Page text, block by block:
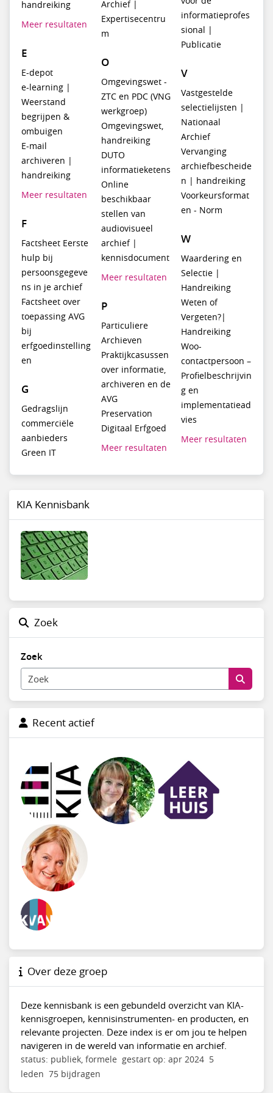
handreiking
Meer resultaten
E
E-depot
e-learning |
Weerstand
begrijpen &
ombuigen
E-mail
archiveren |
handreiking
Meer resultaten
F
Factsheet Eerste
hulp bij
persoonsgegeve
ns in je archief
Factsheet over
toepassing AVG
bij
erfgoedinstelling
en
G
Gedragslijn
commerciële
aanbieders
Green IT
Archief |
Expertisecentru
m
O
Omgevingswet -
ZTC en PDC (VNG
werkgroep)
Omgevingswet,
handreiking
DUTO
informatieketens
Online
beschikbaar
stellen van
audiovisueel
archief |
kennisdocument
Meer resultaten
P
Particuliere
Archieven
Praktijkcasussen
over informatie,
archiveren en de
AVG
Preservation
Digitaal Erfgoed
Meer resultaten
informatieprofes
sional |
Publicatie
V
Vastgestelde
selectielijsten |
Nationaal
Archief
Vervanging
archiefbescheide
n | handreiking
Voorkeursformat
en - Norm
W
Waardering en
Selectie |
Handreiking
Weten of
Vergeten?|
Handreiking
Woo-
contactpersoon –
Profielbeschrijvin
g en
implementatiead
vies
Meer resultaten
KIA Kennisbank
Zoek
Zoek
Recent actief
Over deze groep
Deze kennisbank is een gebundeld overzicht van KIA-
kennisgroepen, kennisinstrumenten- en producten, en
relevante projecten. Deze index is er om jou te helpen
navigeren in de wereld van informatie en archief.
status: publiek, formele gestart op: apr 2024 5
leden 75 bijdragen